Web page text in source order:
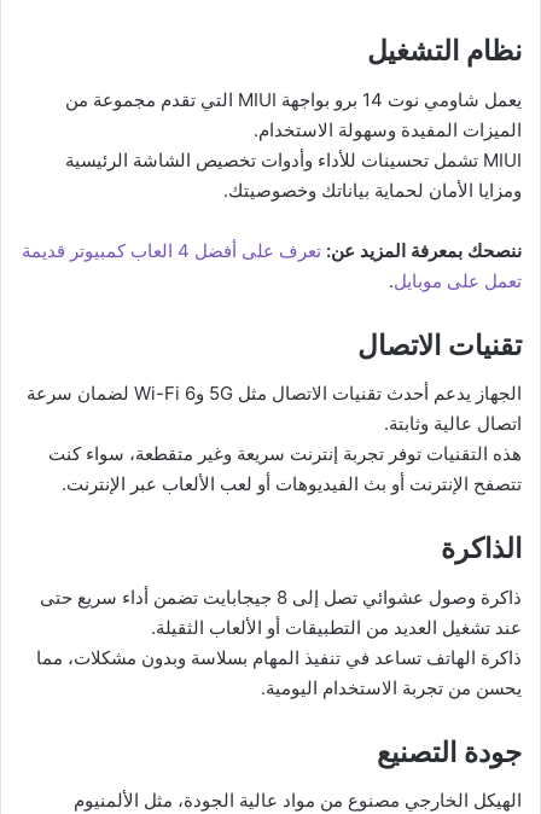
نظام التشغيل
يعمل شاومي نوت 14 برو بواجهة MIUI التي تقدم مجموعة من
الميزات المفيدة وسهولة الاستخدام.
MIUI تشمل تحسينات للأداء وأدوات تخصيص الشاشة الرئيسية
ومزايا الأمان لحماية بياناتك وخصوصيتك.
ننصحك بمعرفة المزيد عن:
تعرف على أفضل 4 العاب كمبيوتر قديمة
تعمل على موبايل.
تقنيات الاتصال
الجهاز يدعم أحدث تقنيات الاتصال مثل 5G وWi-Fi 6 لضمان سرعة
اتصال عالية وثابتة.
هذه التقنيات توفر تجربة إنترنت سريعة وغير متقطعة، سواء كنت
تتصفح الإنترنت أو بث الفيديوهات أو لعب الألعاب عبر الإنترنت.
الذاكرة
ذاكرة وصول عشوائي تصل إلى 8 جيجابايت تضمن أداء سريع حتى
عند تشغيل العديد من التطبيقات أو الألعاب الثقيلة.
ذاكرة الهاتف تساعد في تنفيذ المهام بسلاسة وبدون مشكلات، مما
يحسن من تجربة الاستخدام اليومية.
جودة التصنيع
الهيكل الخارجي مصنوع من مواد عالية الجودة، مثل الألمنيوم